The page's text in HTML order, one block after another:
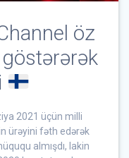
öz
göstərərək
2021 üçün milli
ürəyini fəth edərək
almışdı, lakin